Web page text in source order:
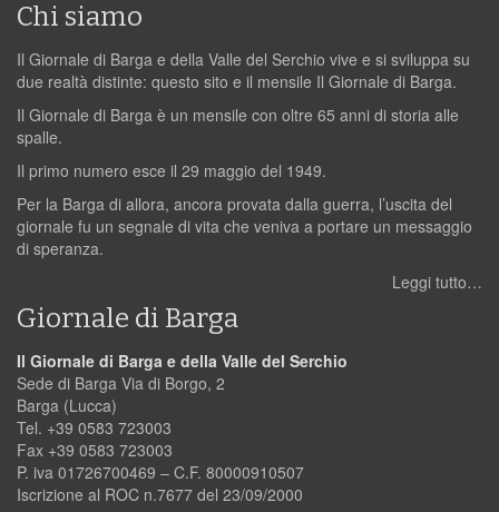
Chi siamo
Il Giornale di Barga e della Valle del Serchio vive e si sviluppa su
due realtà distinte: questo sito e il mensile Il Giornale di Barga.
Il Giornale di Barga è un mensile con oltre 65 anni di storia alle
spalle.
Il primo numero esce il 29 maggio del 1949.
Per la Barga di allora, ancora provata dalla guerra, l’uscita del
giornale fu un segnale di vita che veniva a portare un messaggio
di speranza.
Leggi tutto…
Giornale di Barga
Il Giornale di Barga e della Valle del Serchio
Sede di Barga Via di Borgo, 2
Barga (Lucca)
Tel. +39 0583 723003
Fax +39 0583 723003
P. iva 01726700469 – C.F. 80000910507
Iscrizione al ROC n.7677 del 23/09/2000